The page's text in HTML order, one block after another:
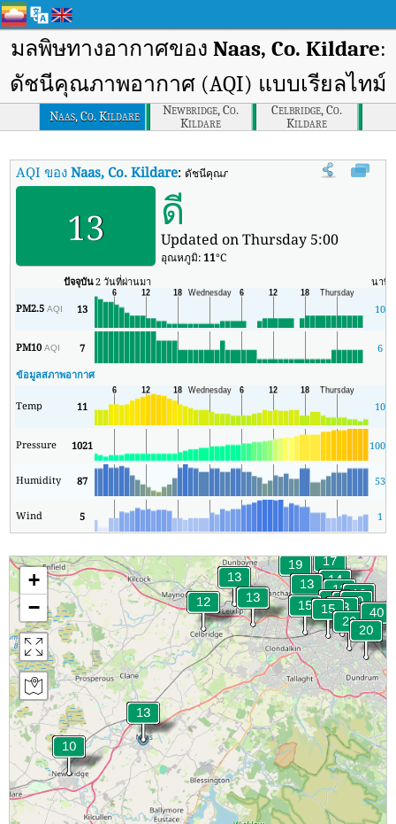
มลพิษทางอากาศของ Naas, Co. Kildare:
ดัชนีคุณภาพอากาศ (AQI) แบบเรียลไทม์
Naas, Co. Kildare
Newbridge, Co.
Kildare
Celbridge, Co.
Kildare
AQI ของNaas, Co. Kildare:ดัชนีคุณภาพอากาศ (AQI) แบบเรียลไทม์ของ
13 ดี
Updated on Thursday 5:00
อุณหภูมิ: 11°C
ปัจจุบัน2 วันที่ผ่านมา นาที
PM2.5AQI 13 10
PM10AQI 7
6
ข้อมูลสภาพอากาศ
Temp 11 10
Pressure 1021 1002
Humidity 87 53
Wind 5 1
+
−